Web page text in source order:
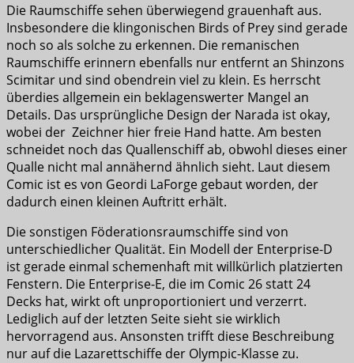
Die Raumschiffe sehen überwiegend grauenhaft aus.
Insbesondere die klingonischen Birds of Prey sind gerade
noch so als solche zu erkennen. Die remanischen
Raumschiffe erinnern ebenfalls nur entfernt an Shinzons
Scimitar und sind obendrein viel zu klein. Es herrscht
überdies allgemein ein beklagenswerter Mangel an
Details. Das ursprüngliche Design der Narada ist okay,
wobei der Zeichner hier freie Hand hatte. Am besten
schneidet noch das Quallenschiff ab, obwohl dieses einer
Qualle nicht mal annähernd ähnlich sieht. Laut diesem
Comic ist es von Geordi LaForge gebaut worden, der
dadurch einen kleinen Auftritt erhält.
Die sonstigen Föderationsraumschiffe sind von
unterschiedlicher Qualität. Ein Modell der Enterprise-D
ist gerade einmal schemenhaft mit willkürlich platzierten
Fenstern. Die Enterprise-E, die im Comic 26 statt 24
Decks hat, wirkt oft unproportioniert und verzerrt.
Lediglich auf der letzten Seite sieht sie wirklich
hervorragend aus. Ansonsten trifft diese Beschreibung
nur auf die Lazarettschiffe der Olympic-Klasse zu.